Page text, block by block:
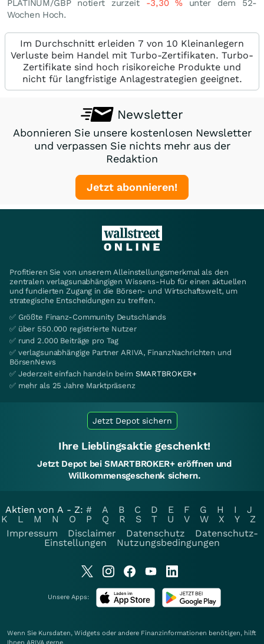
PLATINUM/GBP notiert zurzeit -3,30%unter dem 52-
Wochen Hoch.
Im Durchschnitt erleiden 7 von 10 Kleinanlegern
Verluste beim Handel mit Turbo-Zertifikaten. Turbo-
Zertifikate sind hoch risikoreiche Produkte und
nicht für langfristige Anlagestrategien geeignet.
Newsletter
Abonnieren Sie unsere kostenlosen Newsletter
und verpassen Sie nichts mehr aus der
Redaktion
Jetzt abonnieren!
Profitieren Sie von unserem Alleinstellungsmerkmal als den
zentralen verlagsunabhängigen Wissens-Hub für einen aktuellen
und fundierten Zugang in die Börsen- und Wirtschaftswelt, um
strategische Entscheidungen zu treffen.
✅ Größte Finanz-Community Deutschlands
✅ über 550.000 registrierte Nutzer
✅ rund 2.000 Beiträge pro Tag
✅ verlagsunabhängige Partner ARIVA, FinanzNachrichten und
BörsenNews
✅ Jederzeit einfach handeln beim SMARTBROKER+
✅ mehr als 25 Jahre Marktpräsenz
Jetzt Depot sichern
Ihre Lieblingsaktie geschenkt!
Jetzt Depot bei SMARTBROKER+ eröffnen und
Willkommensgeschenk sichern.
Aktien von A - Z: # A B C D E F G H I
J
K
L M N O P Q R S T U V W X Y
Z
Impressum
Disclaimer Datenschutz
Datenschutz-
Einstellungen
Nutzungsbedingungen
Unsere Apps:
Wenn Sie Kursdaten, Widgets oder andere Finanzinformationen benötigen, hilft